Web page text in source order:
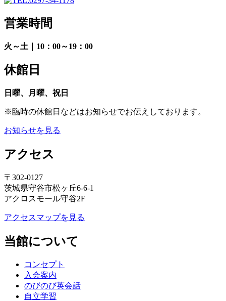
営業時間
火～土｜10：00～19：00
休館日
日曜、月曜、祝日
※臨時の休館日などはお知らせでお伝えしております。
お知らせを見る
アクセス
〒302-0127
茨城県守谷市松ヶ丘6-6-1
アクロスモール守谷2F
アクセスマップを見る
当館について
コンセプト
入会案内
のびのび英会話
自立学習